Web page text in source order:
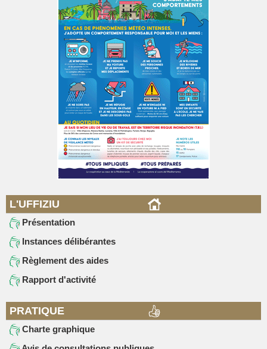
L'UFFIZIU
Présentation
Instances délibérantes
Règlement des aides
Rapport d'activité
PRATIQUE
Charte graphique